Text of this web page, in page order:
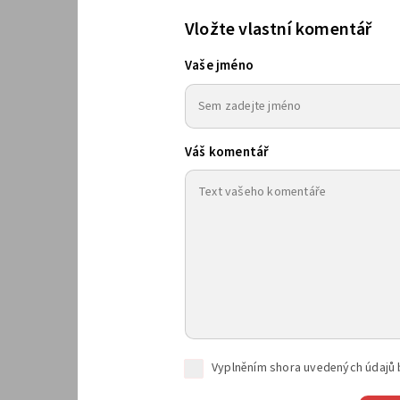
Vložte vlastní komentář
Vaše jméno
Váš komentář